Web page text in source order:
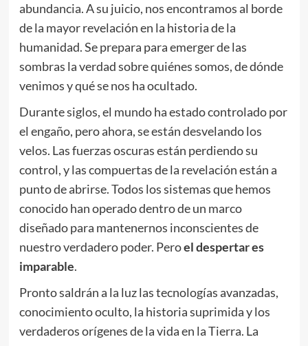
abundancia. A su juicio, nos encontramos al borde
de la mayor revelación en la historia de la
humanidad. Se prepara para emerger de las
sombras la verdad sobre quiénes somos, de dónde
venimos y qué se nos ha ocultado.
Durante siglos, el mundo ha estado controlado por
el engaño, pero ahora, se están desvelando los
velos. Las fuerzas oscuras están perdiendo su
control, y las compuertas de la revelación están a
punto de abrirse. Todos los sistemas que hemos
conocido han operado dentro de un marco
diseñado para mantenernos inconscientes de
nuestro verdadero poder. Peroel despertar es
imparable.
Pronto saldrán a la luz las tecnologías avanzadas,
conocimiento oculto, la historia suprimida y los
verdaderos orígenes de la vida en la Tierra. La